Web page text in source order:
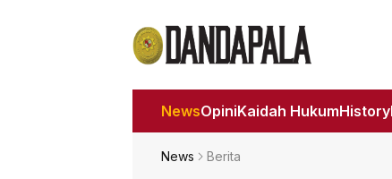
NewsOpiniKaidah Hukum
News Berita